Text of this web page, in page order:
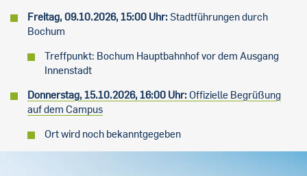
Freitag, 09.10.2026, 15:00 Uhr: Stadtführungen durch
Bochum
Treffpunkt: Bochum Hauptbahnhof vor dem Ausgang
Innenstadt
Donnerstag, 15.10.2026, 16:00 Uhr: Offizielle Begrüßung
auf dem Campus
Ort wird noch bekanntgegeben